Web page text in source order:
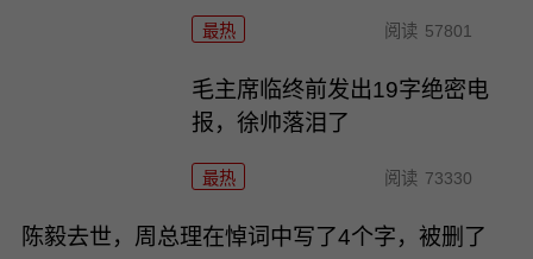
最热 阅读 57801
毛主席临终前发出19字绝密电
报，徐帅落泪了
最热 阅读 73330
陈毅去世，周总理在悼词中写了4个字，被删了